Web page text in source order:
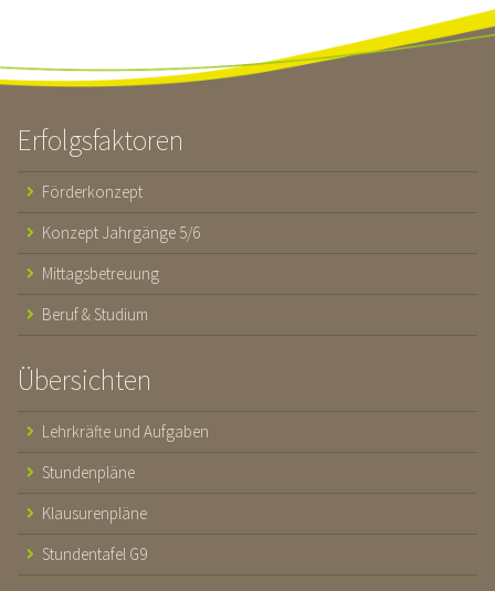
Erfolgsfaktoren
Förderkonzept
Konzept Jahrgänge 5/6
Mittagsbetreuung
Beruf & Studium
Übersichten
Lehrkräfte und Aufgaben
Stundenpläne
Klausurenpläne
Stundentafel G9